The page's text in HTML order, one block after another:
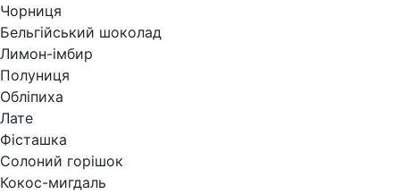
Чорниця
Бельгійський шоколад
Лимон-імбир
Полуниця
Обліпиха
Лате
Фісташка
Солоний горішок
Кокос-мигдаль